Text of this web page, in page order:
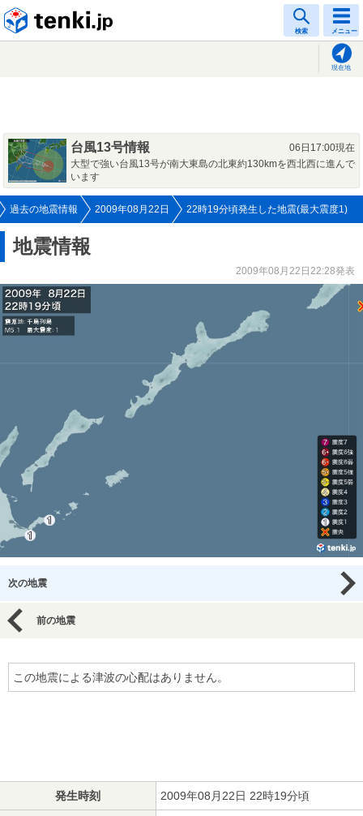
検索 メニュー
現在地
台風13号情報
06日17:00現在
大型で強い台風13号が南大東島の北東約130kmを西北西に進んで
います
過去の地震情報 2009年08月22日 22時19分頃発生した地震(最大震度1)
地震情報
2009年08月22日22:28発表
次の地震
前の地震
この地震による津波の心配はありません。
発生時刻 2009年08月22日 22時19分頃